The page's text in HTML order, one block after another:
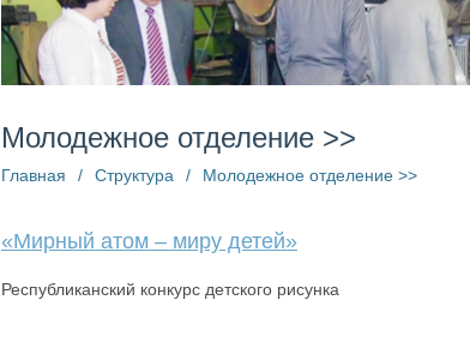
Молодежное отделение >>
Главная / Структура / Молодежное отделение >>
«Мирный атом – миру детей»
Республиканский конкурс детского рисунка